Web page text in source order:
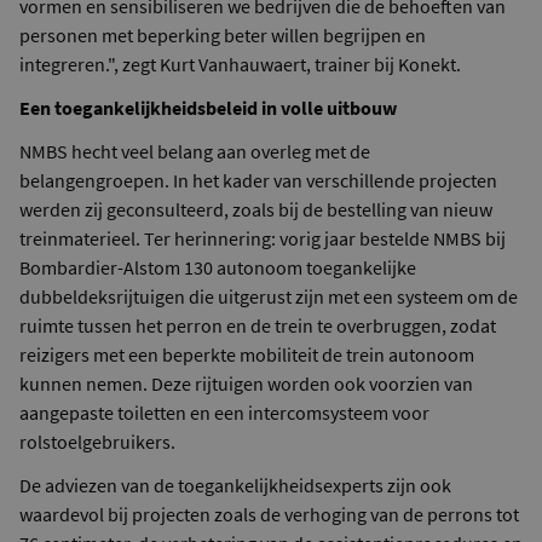
vormen en sensibiliseren we bedrijven die de behoeften van
personen met beperking beter willen begrijpen en
integreren.", zegt Kurt Vanhauwaert, trainer bij Konekt.
Een toegankelijkheidsbeleid in volle uitbouw
NMBS hecht veel belang aan overleg met de
belangengroepen. In het kader van verschillende projecten
werden zij geconsulteerd, zoals bij de bestelling van nieuw
treinmaterieel. Ter herinnering: vorig jaar bestelde NMBS bij
Bombardier-Alstom 130 autonoom toegankelijke
dubbeldeksrijtuigen die uitgerust zijn met een systeem om de
ruimte tussen het perron en de trein te overbruggen, zodat
reizigers met een beperkte mobiliteit de trein autonoom
kunnen nemen. Deze rijtuigen worden ook voorzien van
aangepaste toiletten en een intercomsysteem voor
rolstoelgebruikers.
De adviezen van de toegankelijkheidsexperts zijn ook
waardevol bij projecten zoals de verhoging van de perrons tot